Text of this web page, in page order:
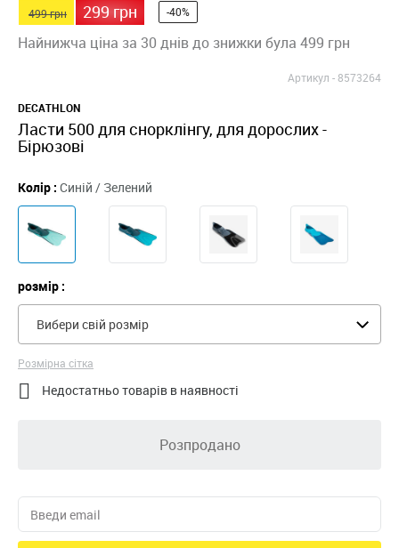
499 грн 299 грн -40%
Найнижча ціна за 30 днів до знижки була 499 грн
Артикул -8573264
DECATHLON
Ласти 500 для снорклінгу, для дорослих -
Бірюзові
Колір : Синій / Зелений
розмір :
Вибери свій розмір
Розмірна сітка
 Недостатньо товарів в наявності
Розпродано